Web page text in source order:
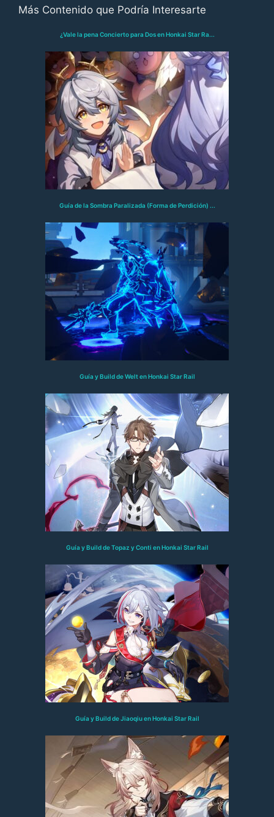
Más Contenido que Podría Interesarte
¿Vale la pena Concierto para Dos en Honkai Star Ra...
Guía de la Sombra Paralizada (Forma de Perdición) ...
Guía y Build de Welt en Honkai Star Rail
Guía y Build de Topaz y Conti en Honkai Star Rail
Guía y Build de Jiaoqiu en Honkai Star Rail